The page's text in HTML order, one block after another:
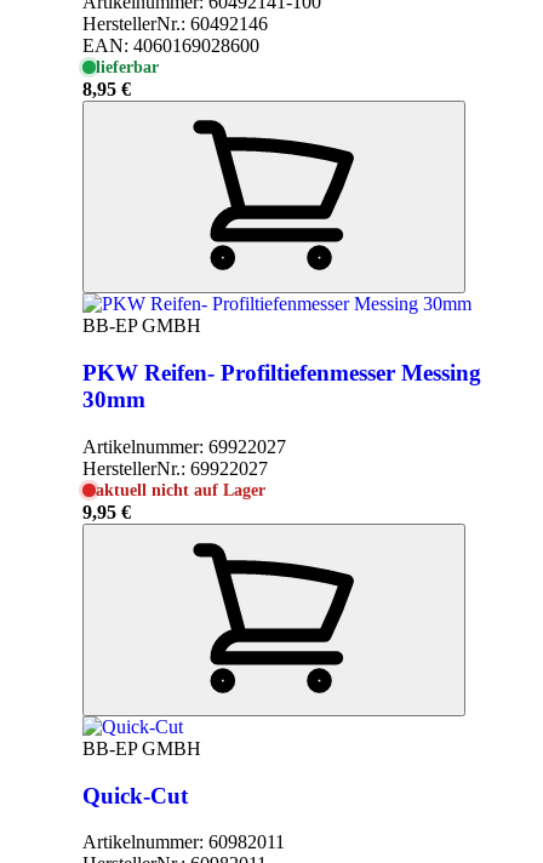
HerstellerNr.: 60492146
EAN: 4060169028600
lieferbar
8,95 €
BB-EP GMBH
PKW Reifen- Profiltiefenmesser Messing
30mm
Artikelnummer: 69922027
HerstellerNr.: 69922027
aktuell nicht auf Lager
9,95 €
BB-EP GMBH
Quick-Cut
Artikelnummer: 60982011